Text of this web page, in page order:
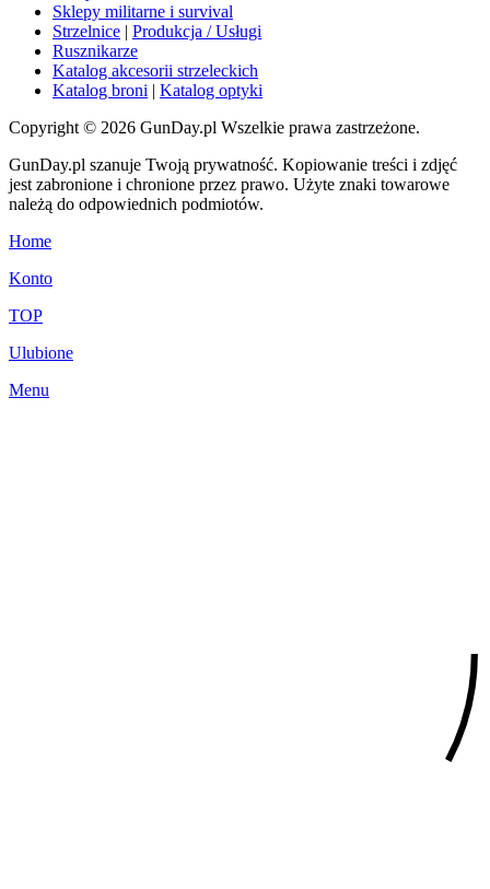
Sklepy militarne i survival
Strzelnice | Produkcja / Usługi
Rusznikarze
Katalog akcesorii strzeleckich
Katalog broni | Katalog optyki
Copyright © 2026 GunDay.pl Wszelkie prawa zastrzeżone.
GunDay.pl szanuje Twoją prywatność. Kopiowanie treści i zdjęć
jest zabronione i chronione przez prawo. Użyte znaki towarowe
należą do odpowiednich podmiotów.
Home
Konto
TOP
Ulubione
Menu